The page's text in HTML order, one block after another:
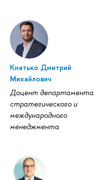
Кнатько Дмитрий
Михайлович
Доцент департамента
стратегического и
международного
менеджмента